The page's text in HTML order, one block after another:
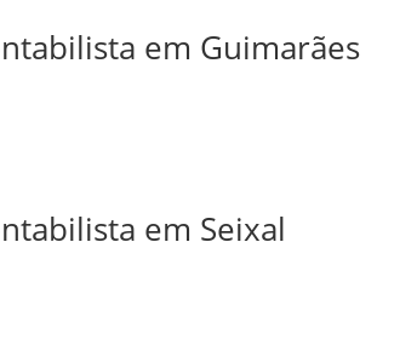
em Guimarães
em Seixal